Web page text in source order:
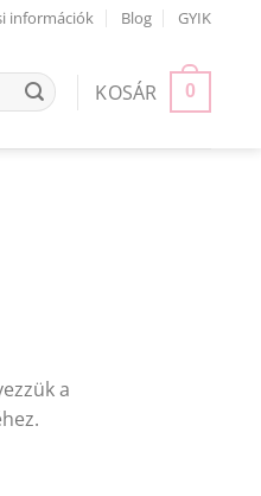
információk Blog GYIK
KOSÁR 0
a